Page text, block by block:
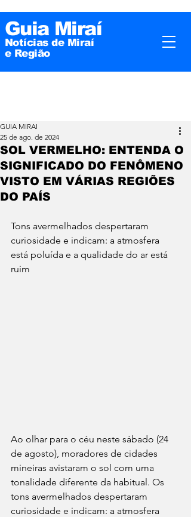
Guia Miraí
Notícias de Miraí
e Região
SOL VERMELHO: ENTENDA O
SIGNIFICADO DO FENÔMENO
VISTO EM VÁRIAS REGIÕES
DO PAÍS
GUIA MIRAI
25 de ago. de 2024
Tons avermelhados despertaram
curiosidade e indicam: a atmosfera
está poluída e a qualidade do ar está
ruim
Ao olhar para o céu neste sábado (24
de agosto), moradores de cidades
mineiras avistaram o sol com uma
tonalidade diferente da habitual. Os
tons avermelhados despertaram
curiosidade e indicam: a atmosfera